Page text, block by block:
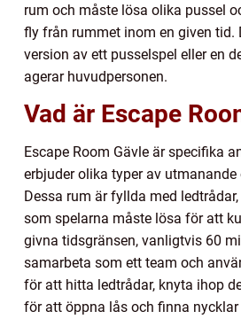
rum och måste lösa olika pussel
fly från rummet inom en given tid.
version av ett pusselspel eller en
agerar huvudpersonen.
Vad är Escape
Escape Room Gävle är specifika
erbjuder olika typer av
Dessa rum är fyllda med
som spelarna måste lösa för att
givna tidsgränsen, vanligtvis 60
samarbeta som ett team och
för att hitta ledtrådar, knyta ihop
för att öppna lås och finna